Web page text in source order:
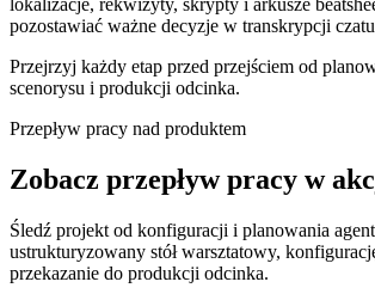
lokalizacje, rekwizyty, skrypty i arkusze
pozostawiać ważne decyzje w transkrypcji
Przejrzyj każdy etap przed przejściem od
scenorysu i produkcji odcinka.
Przepływ pracy nad produktem
Zobacz przepływ pracy w
Śledź projekt od konfiguracji i planowania
ustrukturyzowany stół warsztatowy,
przekazanie do produkcji odcinka.